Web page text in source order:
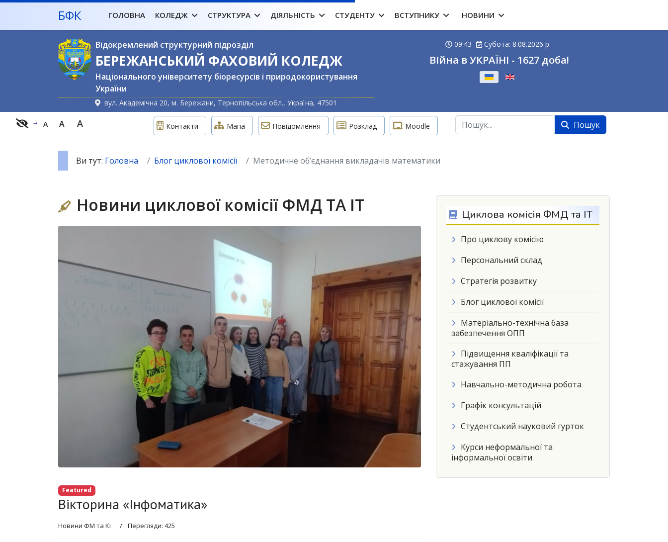
БФК ГОЛОВНА КОЛЕДЖ СТРУКТУРА ДІЯЛЬНІСТЬ СТУДЕНТУ ВСТУПНИКУ НОВИНИ
Відокремлений структурний підрозділ
БЕРЕЖАНСЬКИЙ ФАХОВИЙ КОЛЕДЖ
Національного університету біоресурсів і природокористування
України
вул. Академічна 20, м. Бережани, Тернопільська обл., Україна, 47501
09:43 Субота: 8.08.2026 р.
Війна в УКРАЇНІ - 1627 доба!
A A A Контакти Мапа Повідомлення Розклад Moodle Пошук Пошук
Ви тут: Головна Блог циклової комісії Методичне об’єднання викладачів математики
Новини циклової комісії ФМД ТА ІТ
Featured
Вікторина «Інфоматика»
Новини ФМ та КІ Перегляди: 425
Циклова комісія ФМД та ІТ
Про циклову комісію
Персональний склад
Стратегія розвитку
Блог циклової комісії
Матеріально-технічна база
забезпечення ОПП
Підвищення кваліфікації та
стажування ПП
Навчально-методична робота
Графік консультацій
Студентський науковий гурток
Курси неформальної та
інформальної освіти